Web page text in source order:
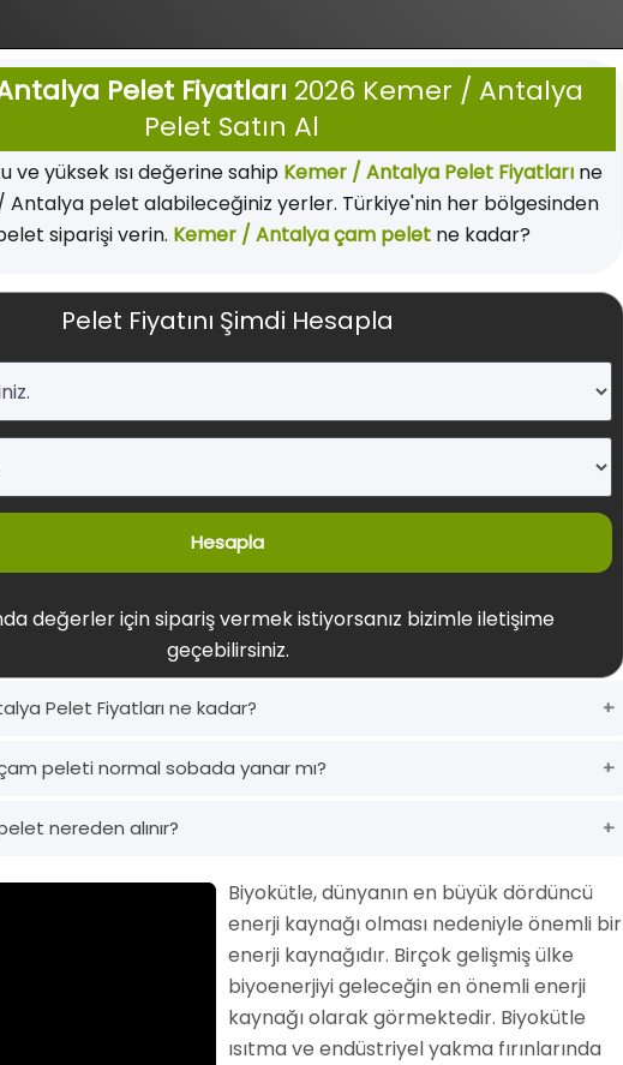
Pelet Fiyatları 2026 Kemer / Antalya
Pelet Satın Al
ve yüksek ısı değerine sahip Kemer / Antalya Pelet Fiyatlarıne
Antalya pelet alabileceğiniz yerler. Türkiye'nin her bölgesinden
siparişi verin. Kemer / Antalya çam pelet ne kadar?
Pelet Fiyatını Şimdi Hesapla
Hesapla
değerler için sipariş vermek istiyorsanız bizimle iletişime
geçebilirsiniz.
Pelet Fiyatları ne kadar?
peleti normal sobada yanar mı?
nereden alınır?
Biyokütle, dünyanın en büyük dördüncü
enerji kaynağı olması nedeniyle önemli bir
enerji kaynağıdır. Birçok gelişmiş ülke
biyoenerjiyi geleceğin en önemli enerji
kaynağı olarak görmektedir. Biyokütle
ısıtma ve endüstriyel yakma fırınlarında